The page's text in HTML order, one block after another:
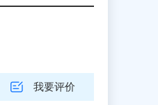
我要评价